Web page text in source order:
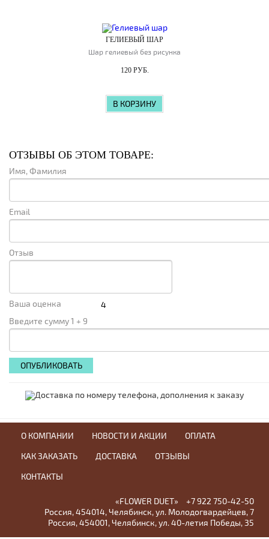
ГЕЛИЕВЫЙ ШАР
Шар гелиевый без рисунка
120 РУБ.
В КОРЗИНУ
ОТЗЫВЫ ОБ ЭТОМ ТОВАРЕ:
Имя, Фамилия
Email
Отзыв
Ваша оценка
Введите сумму 1 + 9
О КОМПАНИИ НОВОСТИ И АКЦИИ
ОПЛАТА
КАК ЗАКАЗАТЬ
ДОСТАВКА
ОТЗЫВЫ
КОНТАКТЫ
«FLOWER DUET»
+7 922 750-42-50
Россия,454014,Челябинск,ул. Молодогвардейцев, 7
Россия,454001,Челябинск,ул. 40-летия Победы, 35